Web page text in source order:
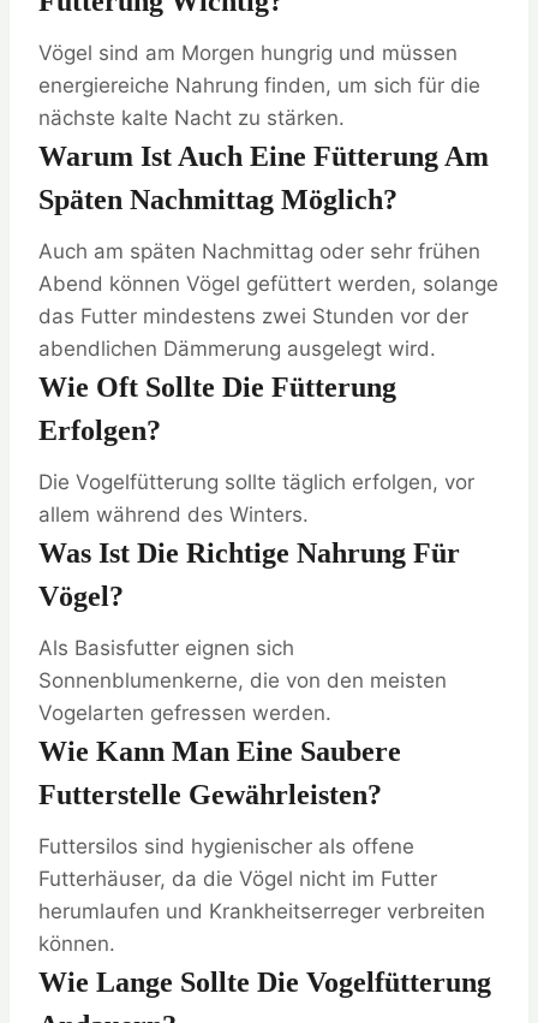
Vögel sind am Morgen hungrig und müssen
energiereiche Nahrung finden, um sich für die
nächste kalte Nacht zu stärken.
Warum Ist Auch Eine Fütterung Am
Späten Nachmittag Möglich?
Auch am späten Nachmittag oder sehr frühen
Abend können Vögel gefüttert werden, solange
das Futter mindestens zwei Stunden vor der
abendlichen Dämmerung ausgelegt wird.
Wie Oft Sollte Die Fütterung
Erfolgen?
Die Vogelfütterung sollte täglich erfolgen, vor
allem während des Winters.
Was Ist Die Richtige Nahrung Für
Vögel?
Als Basisfutter eignen sich
Sonnenblumenkerne, die von den meisten
Vogelarten gefressen werden.
Wie Kann Man Eine Saubere
Futterstelle Gewährleisten?
Futtersilos sind hygienischer als offene
Futterhäuser, da die Vögel nicht im Futter
herumlaufen und Krankheitserreger verbreiten
können.
Wie Lange Sollte Die Vogelfütterung